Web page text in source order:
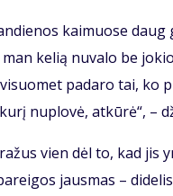
kai­muo­se
ke­lią nu­va­lo be
pa­da­ro tai, ko
nu­plo­vė, at­kū­rė“, –
vien dėl to, kad
jaus­mas –